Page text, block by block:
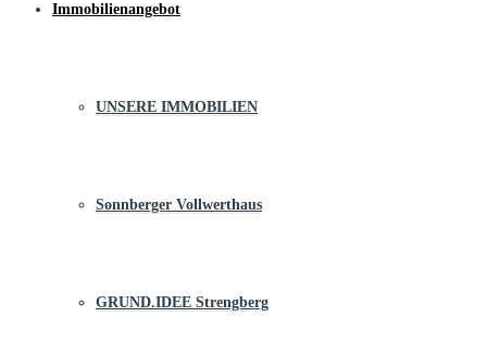
Immobilienangebot
UNSERE IMMOBILIEN
Sonnberger Vollwerthaus
GRUND.IDEE Strengberg